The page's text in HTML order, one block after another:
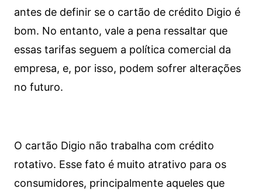
antes de definir se o cartão de crédito Digio é
bom. No entanto, vale a pena ressaltar que
essas tarifas seguem a política comercial da
empresa, e, por isso, podem sofrer alterações
no futuro.
O cartão Digio não trabalha com crédito
rotativo. Esse fato é muito atrativo para os
consumidores, principalmente aqueles que